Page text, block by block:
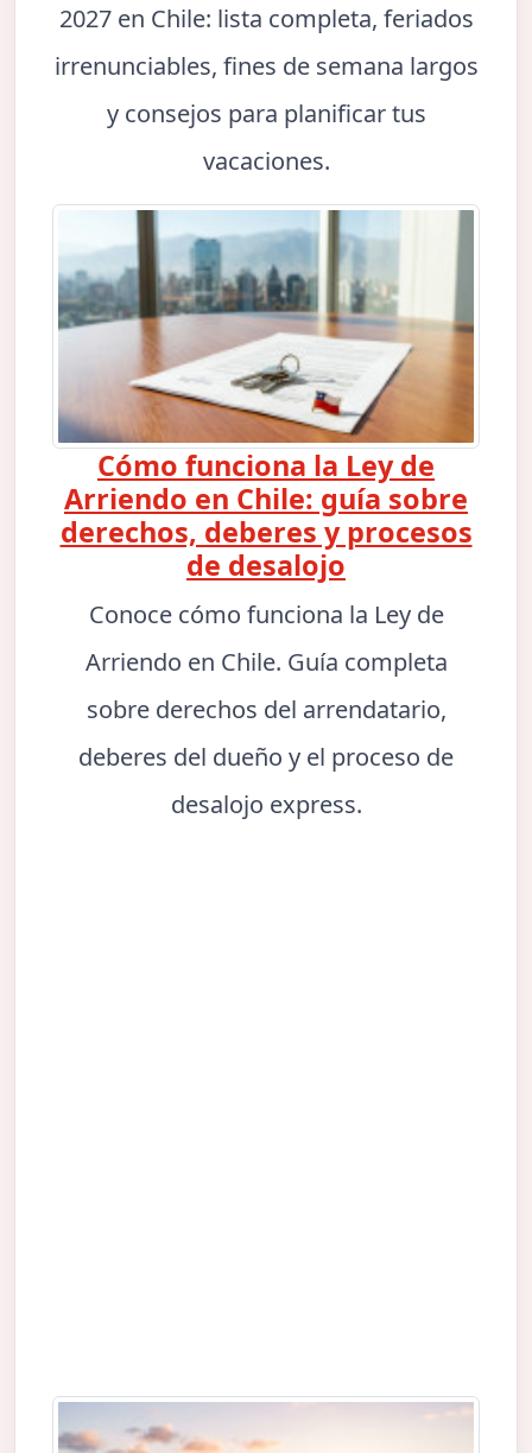
2027 en Chile: lista completa, feriados
irrenunciables, fines de semana largos
y consejos para planificar tus
vacaciones.
Cómo funciona la Ley de
Arriendo en Chile: guía sobre
derechos, deberes y procesos
de desalojo
Conoce cómo funciona la Ley de
Arriendo en Chile. Guía completa
sobre derechos del arrendatario,
deberes del dueño y el proceso de
desalojo express.